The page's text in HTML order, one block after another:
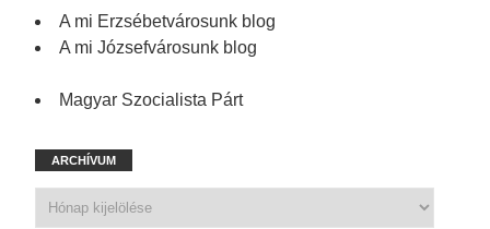
A mi Erzsébetvárosunk blog
A mi Józsefvárosunk blog
Magyar Szocialista Párt
ARCHÍVUM